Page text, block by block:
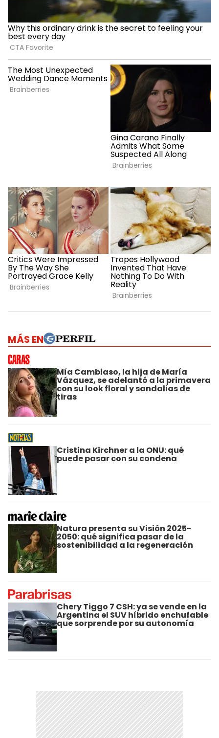
MÁS EN
Mía Cambiaso, la hija de María
Vázquez, se adelantó a la primavera
con su look floral y sandalias de
tiras
Cristina Kirchner a la ONU: qué
puede pasar con su condena
Natura presenta su Visión 2025-
2050: qué significa pasar de la
sostenibilidad a la regeneración
Chery Tiggo 7 CSH: ya se vende en la
Argentina el SUV híbrido enchufable
que sorprende por su autonomía